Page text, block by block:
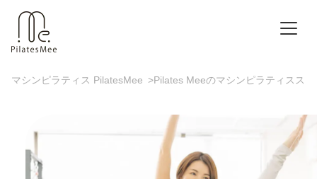
マシンピラティス PilatesMee >Pilates Meeのマシンピラティスス